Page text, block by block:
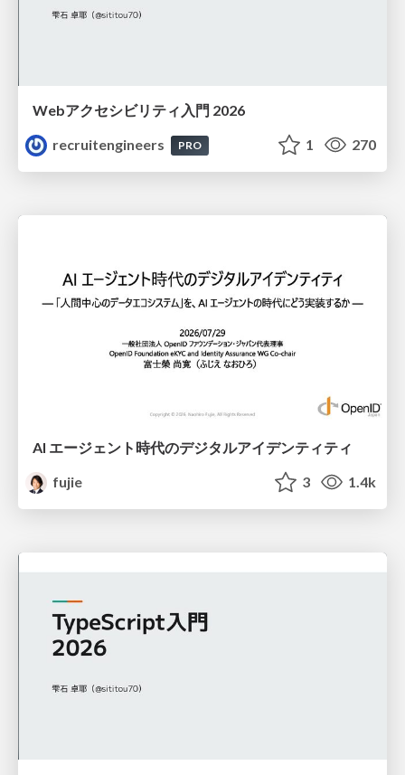
Webアクセシビリティ入門 2026
recruitengineers
PRO 1 270
AI エージェント時代のデジタルアイデンティティ
fujie
3 1.4k